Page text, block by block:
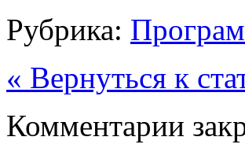
Рубрика:
« Вернуться к
Комментарии